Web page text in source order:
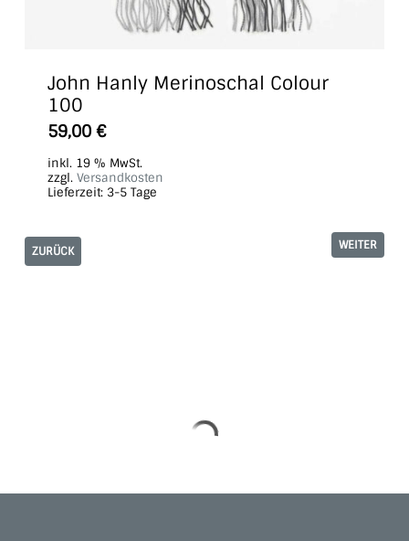
John Hanly Merinoschal Colour
100
59,00 €
inkl. 19 % MwSt.
zzgl. Versandkosten
Lieferzeit: 3-5 Tage
ZURÜCK WEITER